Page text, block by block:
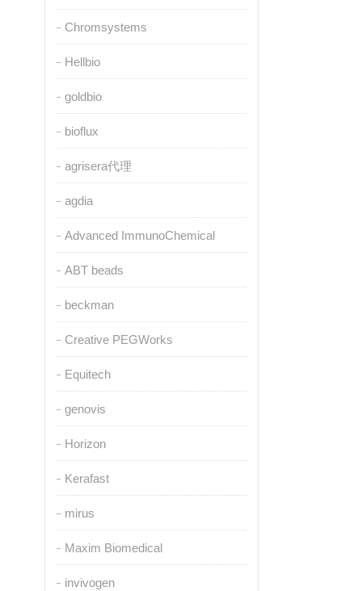
Chromsystems
Hellbio
goldbio
bioflux
agrisera代理
agdia
Advanced ImmunoChemical
ABT beads
beckman
Creative PEGWorks
Equitech
genovis
Horizon
Kerafast
mirus
Maxim Biomedical
invivogen